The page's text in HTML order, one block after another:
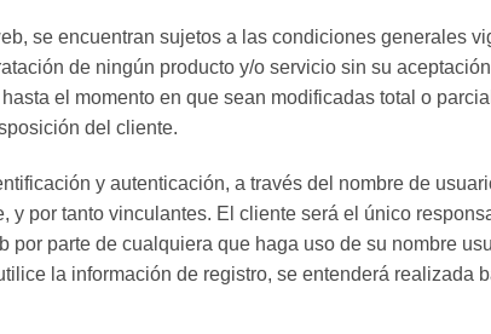
se encuentran sujetos a las condiciones generales
de ningún producto y/o servicio sin su
el momento en que sean modificadas total o
del cliente.
y autenticación, a través del nombre de
por tanto vinculantes. El cliente será el único
parte de cualquiera que haga uso de su nombre
la información de registro, se entenderá realizada